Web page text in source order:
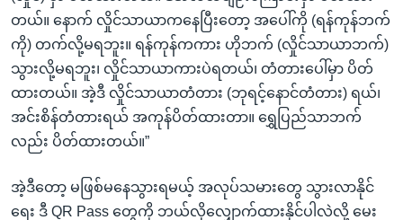
တယ်။ နောက် လှိုင်သာယာကနေပြီးတော့ အပေါ်ကို (ရန်ကုန်ဘက်
ကို) တက်လို့မရဘူး။ ရန်ကုန်ကကား ဟိုဘက် (လှိုင်သာယာဘက်)
သွားလို့မရဘူး၊ လှိုင်သာယာကားပဲရတယ်၊ တံတားပေါ်မှာ ပိတ်
ထားတယ်။ အဲ့ဒီ လှိုင်သာယာတံတား (ဘုရင့်နောင်တံတား) ရယ်၊
အင်းစိန်တံတားရယ် အကုန်ပိတ်ထားတာ။ ရွှေပြည်သာဘက်
လည်း ပိတ်ထားတယ်။”
အဲ့ဒီတော့ မဖြစ်မနေသွားရမယ့် အလုပ်သမားတွေ သွားလာနိုင်
ရေး ဒီ QR Pass တွေကို ဘယ်လိုလျှောက်ထားနိုင်ပါလဲလို့ မေး